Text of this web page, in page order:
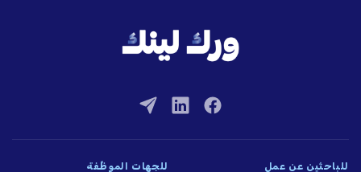
للباحثين عن عمل للجهات الموظِّفة